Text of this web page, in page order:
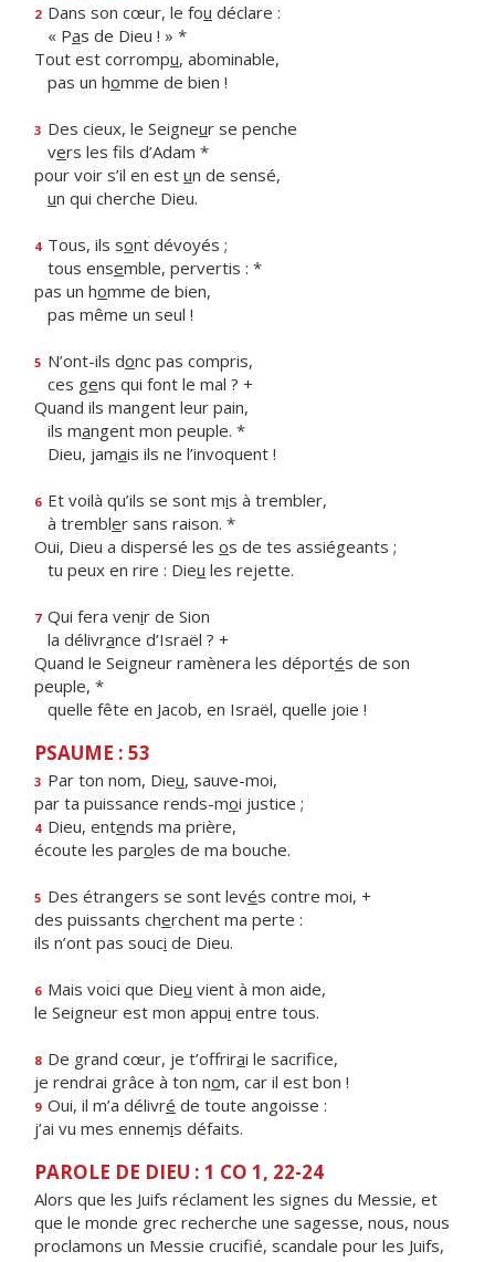
2 Dans son cœur, le fou déclare :
« Pas de Dieu ! » *
Tout est corrompu, abominable,
pas un homme de bien !
3 Des cieux, le Seigneur se penche
vers les fils d’Adam *
pour voir s’il en est un de sensé,
un qui cherche Dieu.
4 Tous, ils sont dévoyés ;
tous ensemble, pervertis : *
pas un homme de bien,
pas même un seul !
5 N’ont-ils donc pas compris,
ces gens qui font le mal ? +
Quand ils mangent leur pain,
ils mangent mon peuple. *
Dieu, jamais ils ne l’invoquent !
6 Et voilà qu’ils se sont mis à trembler,
à trembler sans raison. *
Oui, Dieu a dispersé les os de tes assiégeants ;
tu peux en rire : Dieu les rejette.
7 Qui fera venir de Sion
la délivrance d’Israël ? +
Quand le Seigneur ramènera les déportés de son
peuple, *
quelle fête en Jacob, en Israël, quelle joie !
PSAUME : 53
3 Par ton nom, Dieu, sauve-moi,
par ta puissance rends-moi justice ;
4 Dieu, entends ma prière,
écoute les paroles de ma bouche.
5 Des étrangers se sont levés contre moi, +
des puissants cherchent ma perte :
ils n’ont pas souci de Dieu.
6 Mais voici que Dieu vient à mon aide,
le Seigneur est mon appui entre tous.
8 De grand cœur, je t’offrirai le sacrifice,
je rendrai grâce à ton nom, car il est bon !
9 Oui, il m’a délivré de toute angoisse :
j’ai vu mes ennemis défaits.
PAROLE DE DIEU : 1 CO 1, 22-24
Alors que les Juifs réclament les signes du Messie, et
que le monde grec recherche une sagesse, nous, nous
proclamons un Messie crucifié, scandale pour les Juifs,